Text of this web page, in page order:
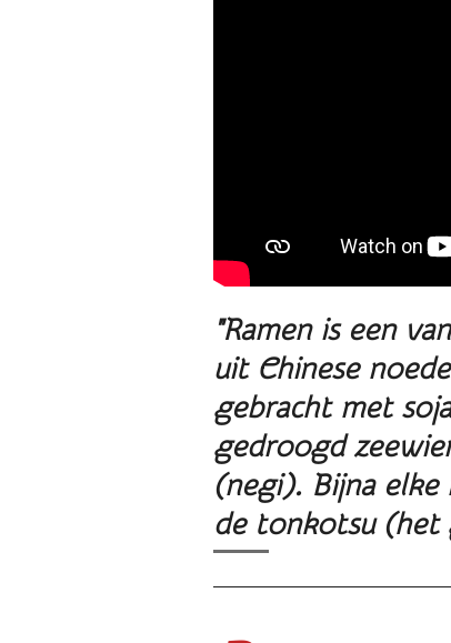
"Ramen is een
uit Chinese
gebracht met
gedroogd
(negi). Bijna
de tonkotsu (het